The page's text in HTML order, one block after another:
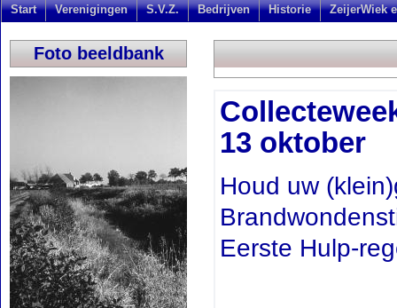
Start Verenigingen S.V.Z. Bedrijven Historie ZeijerWiek
Foto beeldbank
13 oktober
Houd uw
Eerste Hulp-